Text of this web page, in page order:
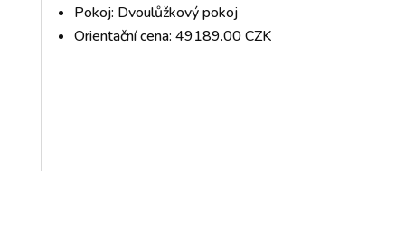
Pokoj: Dvoulůžkový pokoj
Orientační cena: 49189.00 CZK